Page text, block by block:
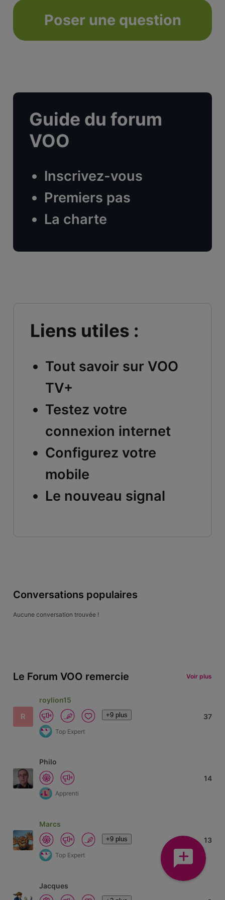
Poser une question
Guide du forum
VOO
Inscrivez-vous
Premiers pas
La charte
Liens utiles :
Tout savoir sur VOO
TV+
Testez votre
connexion internet
Configurez votre
mobile
Le nouveau signal
Conversations populaires
Aucune conversation trouvée !
Le Forum VOO remercie Voir plus
R
roylion15
+9 plus
Top Expert
37
Philo
Apprenti
14
Marcs
+9 plus
Top Expert
13
Jacques